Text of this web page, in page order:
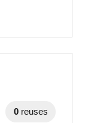
0 reuses